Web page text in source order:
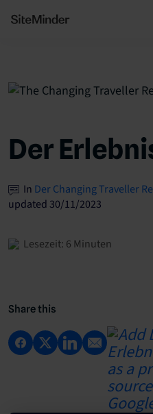
Der
In Der Changing Traveller
updated 30/11/2023
Lesezeit: 6 Minuten
Share this